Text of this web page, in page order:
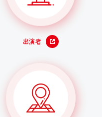
出演者